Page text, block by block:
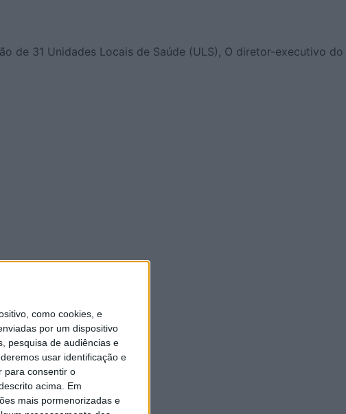
como cookies, e
por um dispositivo
pesquisa de audiências e
usar identificação e
para consentir o
acima. Em
mais pormenorizadas e
de 31 Unidades Locais de Saúde (ULS), O diretor-executivo do